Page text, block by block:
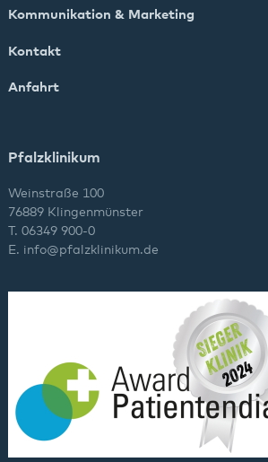
Kommunikation & Marketing
Kontakt
Anfahrt
Pfalzklinikum
Weinstraße 100
76889 Klingenmünster
T. 06349 900-0
E. info@pfalzklinikum.de